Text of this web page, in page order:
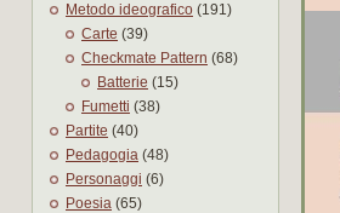
Metodo ideografico (191)
Carte (39)
Checkmate Pattern (68)
Batterie (15)
Fumetti (38)
Partite (40)
Pedagogia (48)
Personaggi (6)
Poesia (65)